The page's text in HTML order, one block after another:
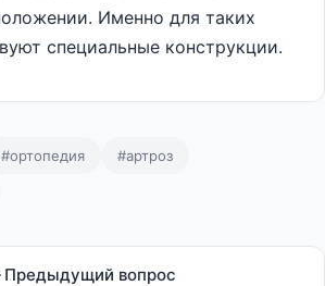
Именно для таких
специальные конструкции.
#ортопедия #артроз
Предыдущий вопрос